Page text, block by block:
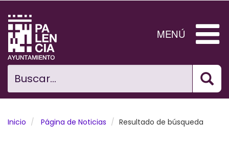
contenido
principal
Buscar...
MENÚ
Ciudad
El Ayuntamiento
Noticias
Inicio Página de Noticias Resultado de búsqueda